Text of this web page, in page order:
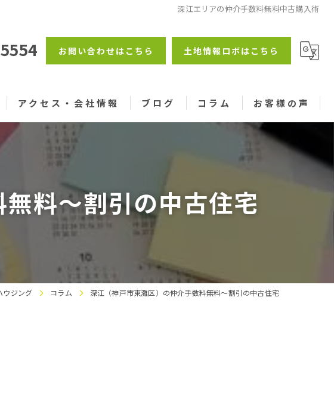
深江エリアの仲介手数料無料中古購入術
お問い合わせはこちら 土地情報ロボはこちら
アクセス・会社情報 ブログ コラム お客様の声
料～割引の中古住宅
ウジング コラム 深江（神戸市東灘区）の仲介手数料無料～割引の中古住宅